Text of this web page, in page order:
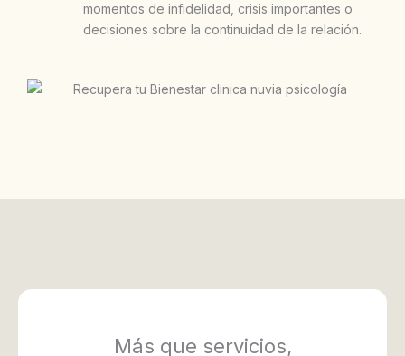
momentos de infidelidad, crisis importantes o
decisiones sobre la continuidad de la relación.
Más que servicios,